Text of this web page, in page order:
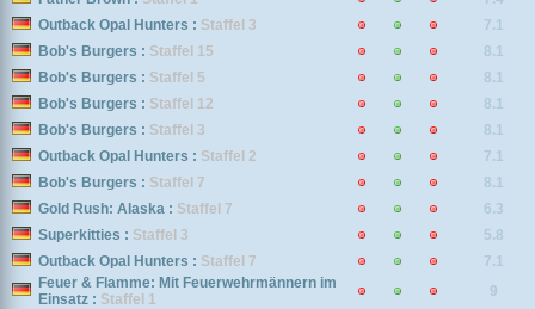
Outback Opal Hunters : Staffel 3
7.1
Bob's Burgers : Staffel 15
8.1
Bob's Burgers : Staffel 5
8.1
Bob's Burgers : Staffel 12
8.1
Bob's Burgers : Staffel 3
8.1
Outback Opal Hunters : Staffel 2
7.1
Bob's Burgers : Staffel 7
8.1
Gold Rush: Alaska : Staffel 7
6.3
Superkitties : Staffel 3
5.8
Outback Opal Hunters : Staffel 7
7.1
Feuer & Flamme: Mit Feuerwehrmännern im
Einsatz : Staffel 1
9